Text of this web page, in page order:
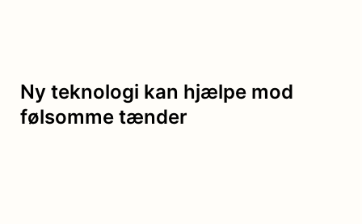
Ny teknologi kan hjælpe mod
følsomme tænder